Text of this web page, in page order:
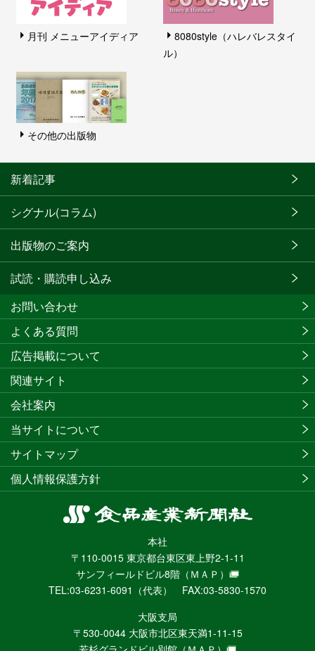
月刊 メニューアイディア
8080style（ハレバレスタイ
ル）
その他の出版物
新着記事
シグナル(コラム)
出版物のご案内
試読・購読申し込み
食
産
業
新
聞
社
ニ
本社
〒110-0015 東京都台東区東上野2-1-11
サンフィールドビル8階 （ＭＡＰ）
TEL:03-6231-6091（代表） FAX:03-5830-1570
大阪支局
〒530-0044 大阪市北区東天満1-11-15
お問い合わせ
よくある質問
広告掲載について
関連サイト
会社案内
当サイトについて
サイトマップ
個人情報保護方針